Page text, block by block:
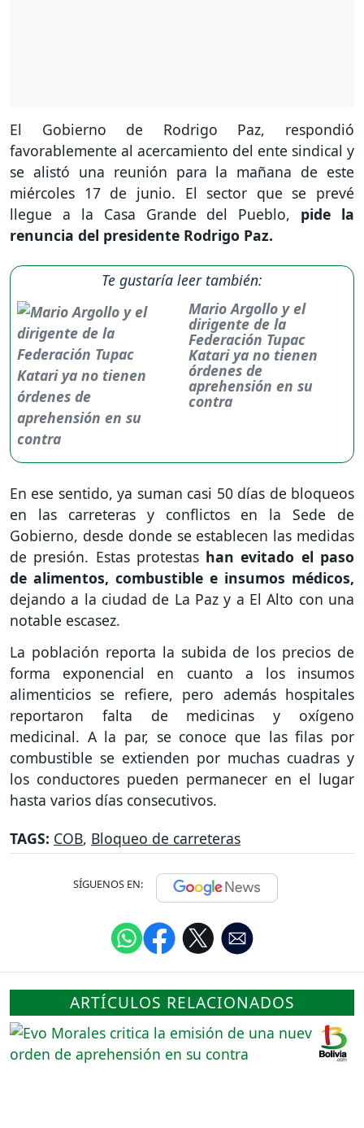
El Gobierno de Rodrigo Paz, respondió
favorablemente al acercamiento del ente sindical y
se alistó una reunión para la mañana de este
miércoles 17 de junio. El sector que se prevé
llegue a la Casa Grande del Pueblo, pide la
renuncia del presidente Rodrigo Paz.
Te gustaría leer también:
Mario Argollo y el
dirigente de la
Federación Tupac
Katari ya no tienen
órdenes de
aprehensión en su
contra
En ese sentido, ya suman casi 50 días de bloqueos
en las carreteras y conflictos en la Sede de
Gobierno, desde donde se establecen las medidas
de presión. Estas protestas han evitado el paso
de alimentos, combustible e insumos médicos,
dejando a la ciudad de La Paz y a El Alto con una
notable escasez.
La población reporta la subida de los precios de
forma exponencial en cuanto a los insumos
alimenticios se refiere, pero además hospitales
reportaron falta de medicinas y oxígeno
medicinal. A la par, se conoce que las filas por
combustible se extienden por muchas cuadras y
los conductores pueden permanecer en el lugar
hasta varios días consecutivos.
TAGS: COB, Bloqueo de carreteras
SÍGUENOS EN:
ARTÍCULOS RELACIONADOS